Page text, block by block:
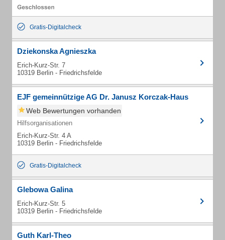
Gratis-Digitalcheck
Dziekonska Agnieszka
Erich-Kurz-Str. 7
10319 Berlin - Friedrichsfelde
EJF gemeinnützige AG Dr. Janusz Korczak-Haus
Web Bewertungen vorhanden
Hilfsorganisationen
Erich-Kurz-Str. 4 A
10319 Berlin - Friedrichsfelde
Gratis-Digitalcheck
Glebowa Galina
Erich-Kurz-Str. 5
10319 Berlin - Friedrichsfelde
Guth Karl-Theo